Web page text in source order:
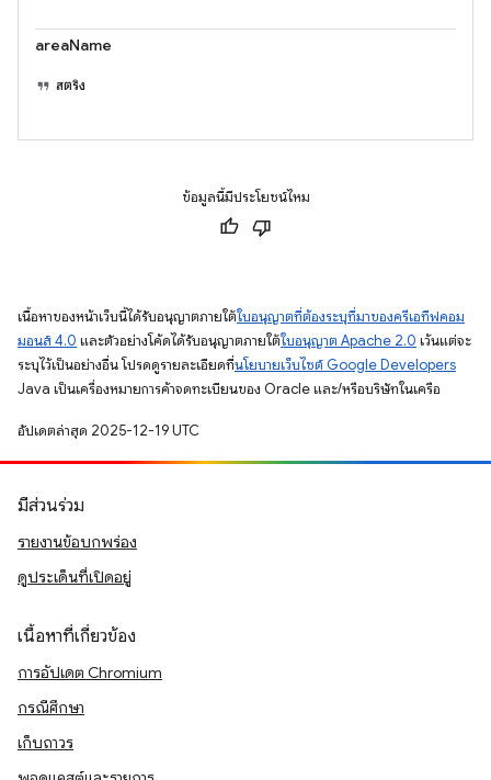
areaName
สตริง
ข้อมูลนี้มีประโยชน์ไหม
เนื้อหาของหน้าเว็บนี้ได้รับอนุญาตภายใต้ใบอนุญาตที่ต้องระบุที่มาของครีเอทีฟคอม
มอนส์ 4.0 และตัวอย่างโค้ดได้รับอนุญาตภายใต้ใบอนุญาต Apache 2.0 เว้นแต่จะ
ระบุไว้เป็นอย่างอื่น โปรดดูรายละเอียดที่นโยบายเว็บไซต์ Google Developers
Java เป็นเครื่องหมายการค้าจดทะเบียนของ Oracle และ/หรือบริษัทในเครือ
อัปเดตล่าสุด 2025-12-19 UTC
มีส่วนร่วม
รายงานข้อบกพร่อง
ดูประเด็นที่เปิดอยู่
เนื้อหาที่เกี่ยวข้อง
การอัปเดต Chromium
กรณีศึกษา
เก็บถาวร